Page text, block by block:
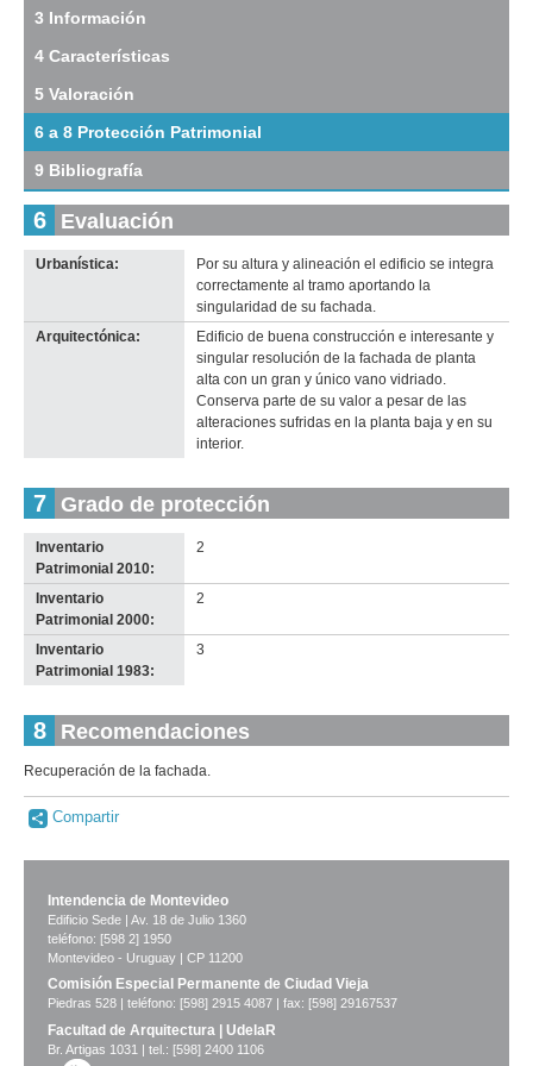
tramo:
(Rin
Descargar
original
Rincón (Rin 8)
Descarga tamaño completo
Anterior Pausa Siguiente
3 Información
4 Características
5 Valoración
6 a 8 Protección Patrimonial
9 Bibliografía
6 Evaluación
Urbanística:
Por su altura y alineación el edificio se integra
correctamente al tramo aportando la
singularidad de su fachada.
Arquitectónica:
Edificio de buena construcción e interesante y
singular resolución de la fachada de planta
alta con un gran y único vano vidriado.
Conserva parte de su valor a pesar de las
alteraciones sufridas en la planta baja y en su
interior.
7 Grado de protección
Inventario
Patrimonial 2010:
2
Inventario
Patrimonial 2000:
2
Inventario
Patrimonial 1983:
3
8 Recomendaciones
Recuperación de la fachada.
Compartir
Intendencia de Montevideo
Edificio Sede | Av. 18 de Julio 1360
teléfono: [598 2] 1950
Montevideo - Uruguay | CP 11200
Comisión Especial Permanente de Ciudad Vieja
Piedras 528 | teléfono: [598] 2915 4087 | fax: [598] 29167537
Facultad de Arquitectura | UdelaR
Br. Artigas 1031 | tel.: [598] 2400 1106